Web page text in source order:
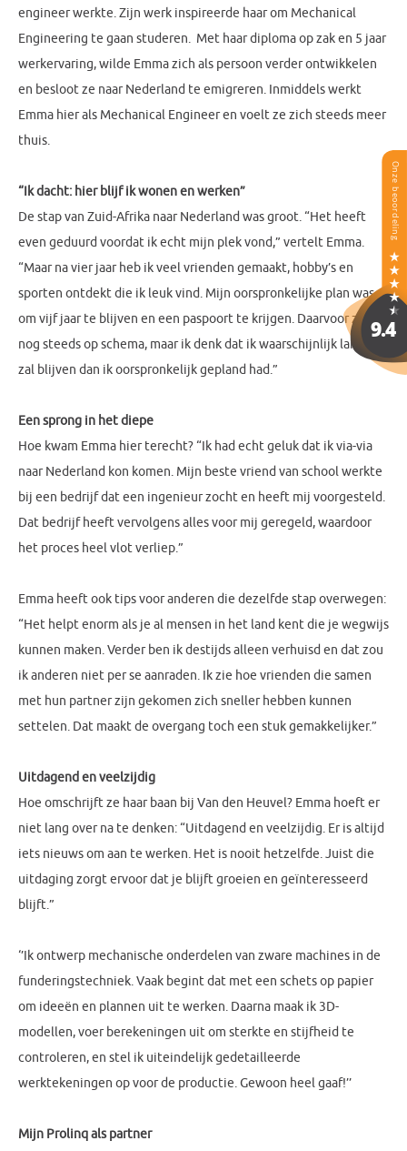
engineer werkte. Zijn werk inspireerde haar om Mechanical
Engineering te gaan studeren. Met haar diploma op zak en 5 jaar
werkervaring, wilde Emma zich als persoon verder ontwikkelen
en besloot ze naar Nederland te emigreren. Inmiddels werkt
Emma hier als Mechanical Engineer en voelt ze zich steeds meer
thuis.
“Ik dacht: hier blijf ik wonen en werken”
De stap van Zuid-Afrika naar Nederland was groot. “Het heeft
even geduurd voordat ik echt mijn plek vond,” vertelt Emma.
“Maar na vier jaar heb ik veel vrienden gemaakt, hobby’s en
sporten ontdekt die ik leuk vind. Mijn oorspronkelijke plan was
om vijf jaar te blijven en een paspoort te krijgen. Daarvoor zit ik
nog steeds op schema, maar ik denk dat ik waarschijnlijk langer
zal blijven dan ik oorspronkelijk gepland had.”
Een sprong in het diepe
Hoe kwam Emma hier terecht? “Ik had echt geluk dat ik via-via
naar Nederland kon komen. Mijn beste vriend van school werkte
bij een bedrijf dat een ingenieur zocht en heeft mij voorgesteld.
Dat bedrijf heeft vervolgens alles voor mij geregeld, waardoor
het proces heel vlot verliep.”
Emma heeft ook tips voor anderen die dezelfde stap overwegen:
“Het helpt enorm als je al mensen in het land kent die je wegwijs
kunnen maken. Verder ben ik destijds alleen verhuisd en dat zou
ik anderen niet per se aanraden. Ik zie hoe vrienden die samen
met hun partner zijn gekomen zich sneller hebben kunnen
settelen. Dat maakt de overgang toch een stuk gemakkelijker.”
Uitdagend en veelzijdig
Hoe omschrijft ze haar baan bij Van den Heuvel? Emma hoeft er
niet lang over na te denken: “Uitdagend en veelzijdig. Er is altijd
iets nieuws om aan te werken. Het is nooit hetzelfde. Juist die
uitdaging zorgt ervoor dat je blijft groeien en geïnteresseerd
blijft.”
‘’Ik ontwerp mechanische onderdelen van zware machines in de
funderingstechniek. Vaak begint dat met een schets op papier
om ideeën en plannen uit te werken. Daarna maak ik 3D-
modellen, voer berekeningen uit om sterkte en stijfheid te
controleren, en stel ik uiteindelijk gedetailleerde
werktekeningen op voor de productie. Gewoon heel gaaf!’’
Mijn Prolinq als partner